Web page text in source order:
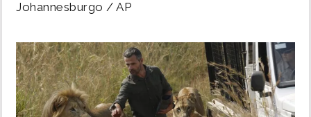
NACIONAL
POLÍTICA
SHOW
Johannesburgo / AP